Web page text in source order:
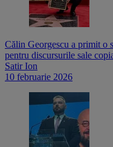
Călin Georgescu a primit o
pentru discursurile sale
Satir Ion
10 februarie 2026